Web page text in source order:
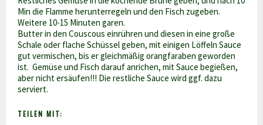
Min die Flamme herunterregeln und den Fisch zugeben.
Weitere 10-15 Minuten garen.
Butter in den Couscous einrühren und diesen in eine große
Schale oder flache Schüssel geben, mit einigen Löffeln Sauce
gut vermischen, bis er gleichmäßig orangfaraben geworden
ist. Gemüse und Fisch darauf anrichen, mit Sauce begießen,
aber nicht ersäufen!!! Die restliche Sauce wird ggf. dazu
serviert.
TEILEN MIT: